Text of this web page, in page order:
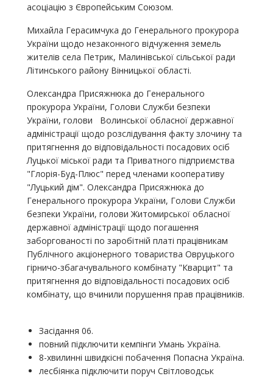
асоціацію з Європейським Союзом.
Михайла Герасимчука до Генерального прокурора
України щодо незаконного відчуження земель
жителів села Петрик, Малинівської сільської ради
Літинського району Вінницької області.
Олександра Присяжнюка до Генерального
прокурора України, Голови Служби безпеки
України, голови Волинської обласної державної
адміністрації щодо розслідування факту злочину та
притягнення до відповідальності посадових осіб
Луцької міської ради та Приватного підприємства
"Глорія-Буд-Плюс" перед членами кооперативу
"Луцький дім". Олександра Присяжнюка до
Генерального прокурора України, Голови Служби
безпеки України, голови Житомирської обласної
державної адміністрації щодо погашення
заборгованості по заробітній платі працівникам
Публічного акціонерного товариства Овруцького
гірничо-збагачувального комбінату "Кварцит" та
притягнення до відповідальності посадових осіб
комбінату, що вчинили порушення прав працівників.
Засідання 06.
повний підключити кемпінги Умань Україна.
8-хвилинні швидкісні побачення Попасна Україна.
лесбіянка підключити поруч Світловодськ